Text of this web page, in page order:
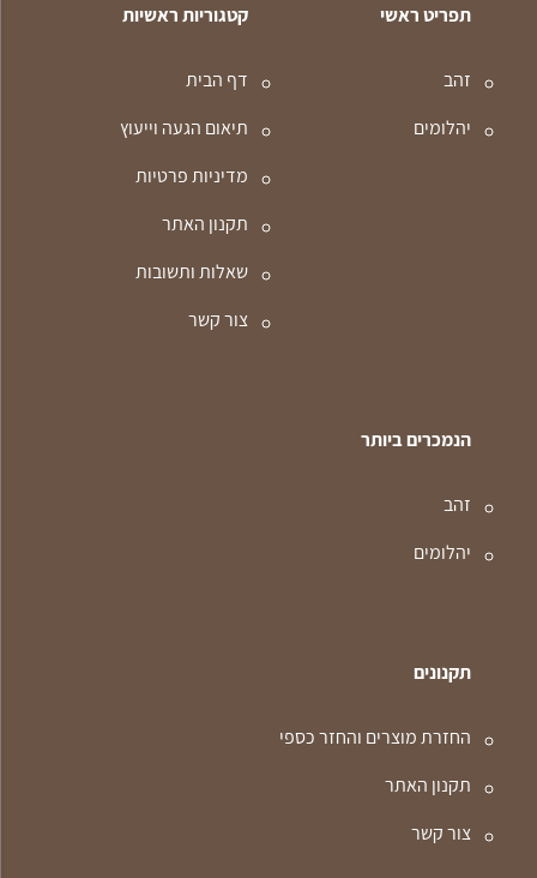
תפריט ראשי
זהב
יהלומים
קטגוריות ראשיות
דף הבית
תיאום הגעה וייעוץ
מדיניות פרטיות
תקנון האתר
שאלות ותשובות
צור קשר
הנמכרים ביותר
זהב
יהלומים
תקנונים
החזרת מוצרים והחזר כספי
תקנון האתר
צור קשר